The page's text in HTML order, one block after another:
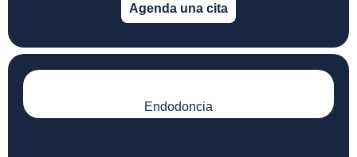
Agenda una cita
Endodoncia